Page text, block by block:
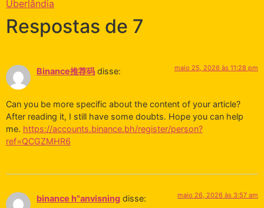
Uberlândia
Respostas de 7
Binance推荐码 disse: maio 25, 2026 às 11:28 pm
Can you be more specific about the content of your article?
After reading it, I still have some doubts. Hope you can help
me. https://accounts.binance.bh/register/person?
ref=QCGZMHR6
binance h"anvisning disse: maio 26, 2026 às 3:57 am